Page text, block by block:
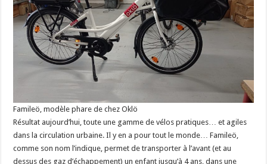
Famileö, modèle phare de chez Oklö
Résultat aujourd’hui, toute une gamme de vélos pratiques… et agiles
dans la circulation urbaine. Il y en a pour tout le monde… Famileö,
comme son nom l’indique, permet de transporter à l’avant (et au
dessus des gaz d’échappement) un enfant jusqu’à 4 ans, dans une